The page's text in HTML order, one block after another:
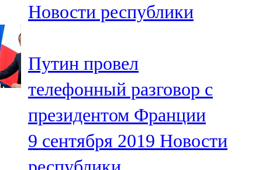
Новости республики
Путин провел
телефонный разговор с
президентом Франции
9 сентября 2019 Новости